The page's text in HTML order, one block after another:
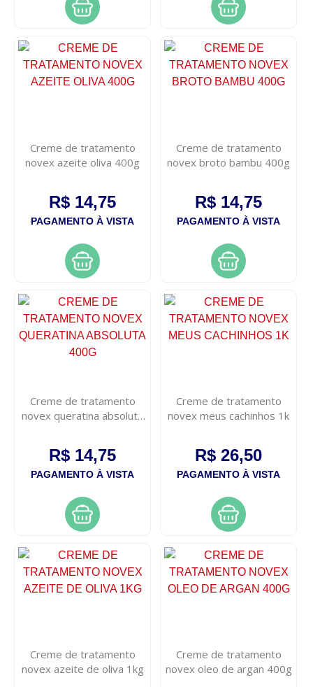
Creme de tratamento
novex azeite oliva 400g
R$ 14,75
PAGAMENTO À VISTA
Creme de tratamento
novex broto bambu 400g
R$ 14,75
PAGAMENTO À VISTA
Creme de tratamento
novex queratina absoluta
R$ 14,75
PAGAMENTO À VISTA
Creme de tratamento
novex meus cachinhos 1k
R$ 26,50
PAGAMENTO À VISTA
Creme de tratamento
novex azeite de oliva 1kg
Creme de tratamento
novex oleo de argan 400g